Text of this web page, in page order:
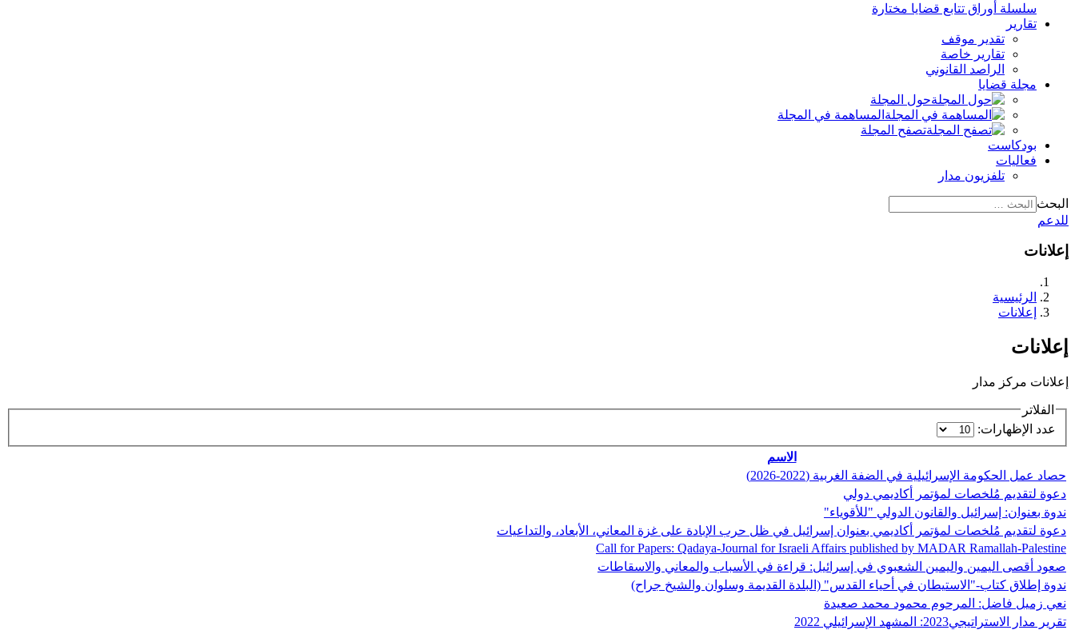
سلسلة أوراق تتابع قضايا مختارة
تقارير
تقدير موقف
تقارير خاصة
الراصد القانوني
مجلة قضايا
حول المجلة
المساهمة في المجلة
تصفح المجلة
بودكاست
فعاليات
تلفزيون مدار
البحث
للدعم
إعلانات
الرئيسية
إعلانات
إعلانات
إعلانات مركز مدار
الفلاتر
عدد الإظهارات:
الاسم
حصاد عمل الحكومة الإسرائيلية في الضفة الغربية (2022-2026)
دعوة لتقديم مُلخصات لمؤتمر أكاديمي دولي
ندوة بعنوان: إسرائيل والقانون الدولي "للأقوياء"
دعوة لتقديم مُلخصات لمؤتمر أكاديمي بعنوان إسرائيل في ظل حرب الإبادة على غزة المعاني، الأبعاد، والتداعيات
Call for Papers: Qadaya-Journal for Israeli Affairs published by MADAR Ramallah-Palestine
صعود أقصى اليمين واليمين الشعبوي في إسرائيل: قراءة في الأسباب والمعاني والاسقاطات
ندوة إطلاق كتاب-"الاستيطان في أحياء القدس" (البلدة القديمة وسلوان والشيخ جراح)
نعي زميل فاضل: المرحوم محمود محمد صعيدة
تقرير مدار الاستراتيجي2023: المشهد الإسرائيلي 2022